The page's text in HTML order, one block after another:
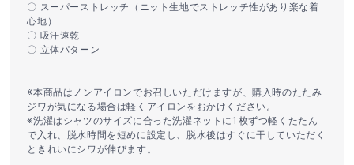
〇 スーパーストレッチ（ニット生地でストレッチ性があり楽な着
心地）
〇 吸汗速乾
〇 立体パターン
※本商品はノンアイロンでお召しいただけますが、購入時のたたみ
ジワが気になる場合は軽くアイロンをおかけください。
※洗濯はシャツのサイズに合った洗濯ネットに1枚ずつ軽くたたん
で入れ、脱水時間を短めに設定し、脱水後はすぐに干していただく
ときれいにシワが伸びます。